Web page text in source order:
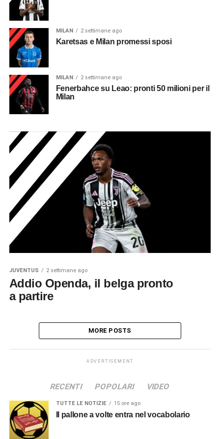
MILAN 2 settimane ago
Karetsas e Milan promessi sposi
MILAN 2 settimane ago
Fenerbahce su Leao: pronti 50 milioni per il
Milan
JUVENTUS 2 settimane ago
Addio Openda, il belga pronto
a partire
MORE POSTS
ADVERTISEMENT
RECENTI POPOLARI VIDEO
TUTTE LE NOTIZIE 15 ore ago
Il pallone a volte entra nel vocabolario